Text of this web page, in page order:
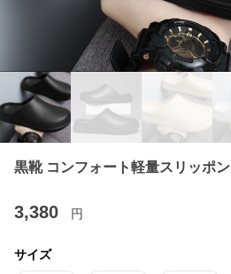
黒靴 コンフォート軽量スリッポン
3,380 円
サイズ